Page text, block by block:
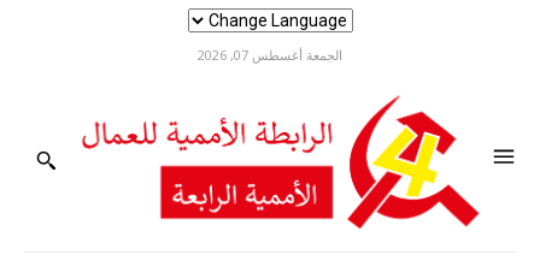
الجمعة أغسطس 07, 2026